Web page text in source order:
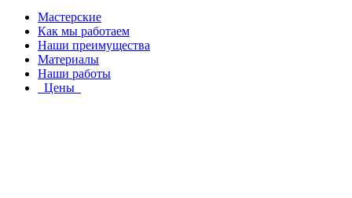
Мастерские
Как мы работаем
Наши преимущества
Материалы
Наши работы
Цены